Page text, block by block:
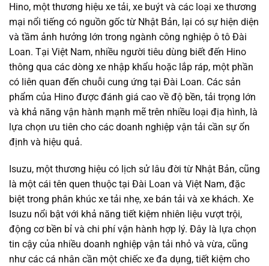
Hino, một thương hiệu xe tải, xe buýt và các loại xe thương
mại nổi tiếng có nguồn gốc từ Nhật Bản, lại có sự hiện diện
và tầm ảnh hưởng lớn trong ngành công nghiệp ô tô Đài
Loan. Tại Việt Nam, nhiều người tiêu dùng biết đến Hino
thông qua các dòng xe nhập khẩu hoặc lắp ráp, một phần
có liên quan đến chuỗi cung ứng tại Đài Loan. Các sản
phẩm của Hino được đánh giá cao về độ bền, tải trọng lớn
và khả năng vận hành mạnh mẽ trên nhiều loại địa hình, là
lựa chọn ưu tiên cho các doanh nghiệp vận tải cần sự ổn
định và hiệu quả.
Isuzu, một thương hiệu có lịch sử lâu đời từ Nhật Bản, cũng
là một cái tên quen thuộc tại Đài Loan và Việt Nam, đặc
biệt trong phân khúc xe tải nhẹ, xe bán tải và xe khách. Xe
Isuzu nổi bật với khả năng tiết kiệm nhiên liệu vượt trội,
động cơ bền bỉ và chi phí vận hành hợp lý. Đây là lựa chọn
tin cậy của nhiều doanh nghiệp vận tải nhỏ và vừa, cũng
như các cá nhân cần một chiếc xe đa dụng, tiết kiệm cho